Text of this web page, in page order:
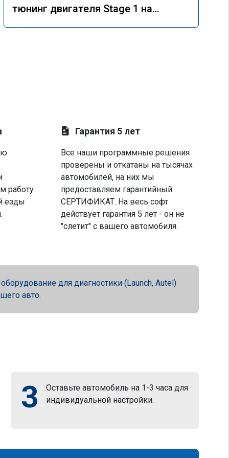
тюнинг двигателя Stage 1 на
работу
езды
Гарантия 5 лет
Все наши программные решения
проверены и откатаны на тысячах
автомобилей, на них мы
предоставляем гарантийный
СЕРТИФИКАТ. На весь софт
действует гарантия 5 лет - он не
"слетит" с вашего автомобиля.
для диагностики (Launch, Autel)
авто.
3
Оставьте автомобиль на 1-3 часа для
индивидуальной настройки.